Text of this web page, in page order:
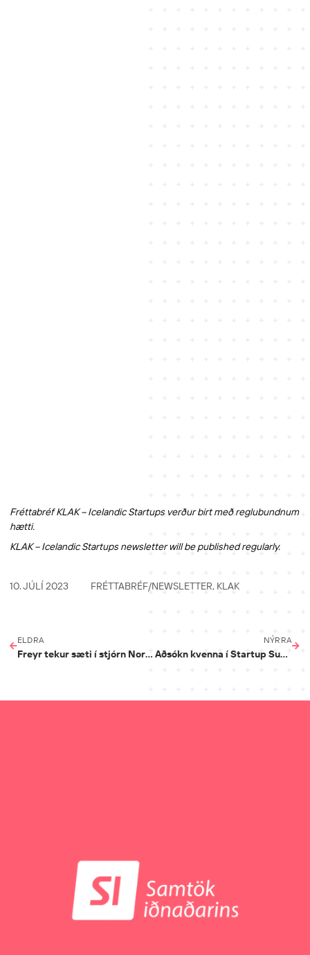
Fréttabréf KLAK – Icelandic Startups verður birt með reglubundnum
hætti.
KLAK – Icelandic Startups newsletter will be published regularly.
10. JÚLÍ 2023 FRÉTTABRÉF/NEWSLETTER, KLAK
ELDRA
Freyr tekur sæti í stjórn Nordic Innovation
NÝRRA
Aðsókn kvenna í Startup SuperNova eykst milli ára